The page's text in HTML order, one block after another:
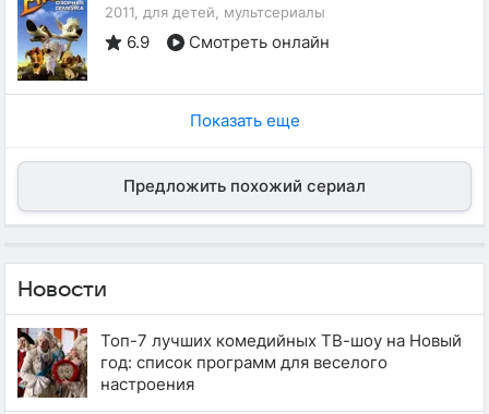
2011, для детей, мультсериалы
6.9 Смотреть онлайн
Показать еще
Предложить похожий сериал
Новости
Топ-7 лучших комедийных ТВ-шоу на Новый
год: список программ для веселого
настроения